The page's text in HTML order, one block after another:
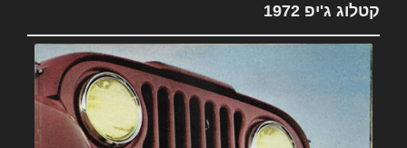
קטלוג ג'יפ 1972